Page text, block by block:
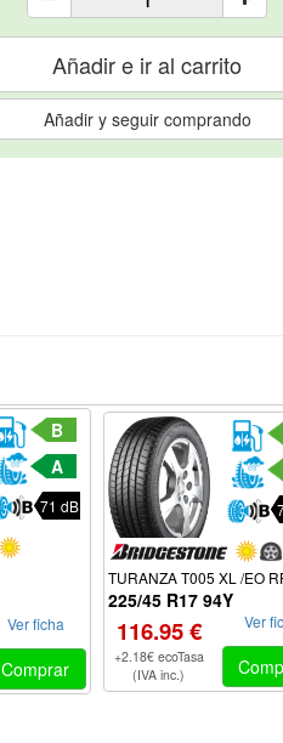
Añadir e ir al carrito
Añadir y seguir comprando
B
A
71 dB
Ver ficha
Comprar
TURANZA T005 XL /EO
225/45 R17 94Y
116.95 €
+2.18€ ecoTasa
(IVA inc.)
Ver